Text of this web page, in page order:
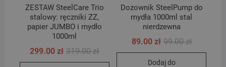
ZESTAW SteelCare Trio
stalowy: ręczniki ZZ,
papier JUMBO i mydło
1000ml
319.00złPierwotna
299.00zł
Aktualna
Dozownik SteelPump do
mydła 1000ml stal
nierdzewna
99.00złPierwotna
89.00 zł
Aktualna
Dodaj do